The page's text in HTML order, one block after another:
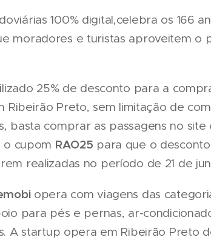
100% digital,celebra os 166
moradores e turistas aproveitem o
25% de desconto para a
Preto, sem limitação de
basta comprar as passagens no site
o cupom RAO25 para que o
realizadas no período de 21 de
opera com viagens das
para pés e pernas, ar-
A startup opera em Ribeirão Preto